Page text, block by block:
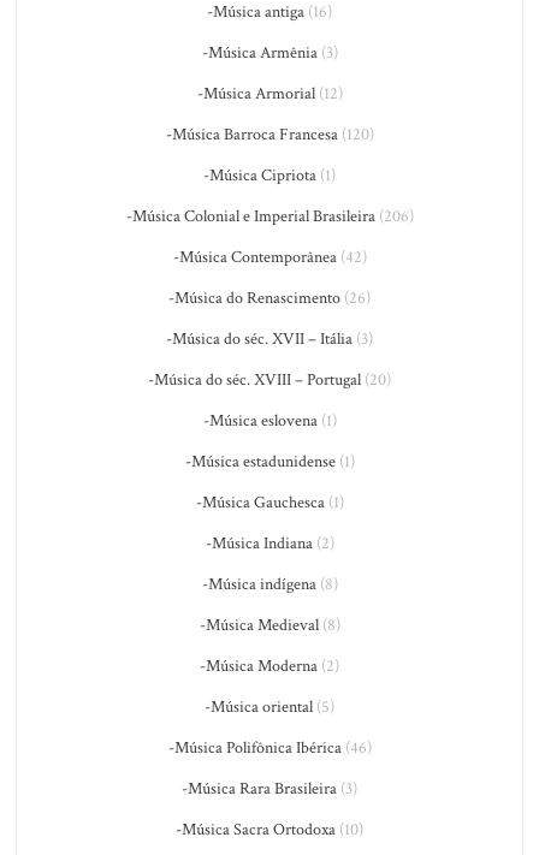
-Música antiga (16)
-Música Armênia(3)
-Música Armorial(12)
-Música Barroca Francesa(120)
-Música Cipriota (1)
-Música Colonial e Imperial Brasileira(206)
-Música Contemporânea(42)
-Música do Renascimento (26)
-Música do séc. XVII – Itália (3)
-Música do séc. XVIII – Portugal (20)
-Música eslovena(1)
-Música estadunidense(1)
-Música Gauchesca(1)
-Música Indiana(2)
-Música indígena(8)
-Música Medieval(8)
-Música Moderna (2)
-Música oriental (5)
-Música Polifônica Ibérica(46)
-Música Rara Brasileira (3)
-Música Sacra Ortodoxa (10)